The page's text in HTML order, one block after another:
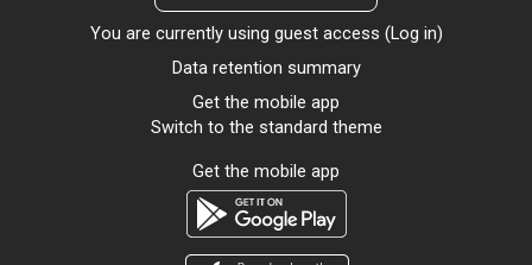
You are currently using guest access (Log in)
Data retention summary
Get the mobile app
Switch to the standard theme
Get the mobile app